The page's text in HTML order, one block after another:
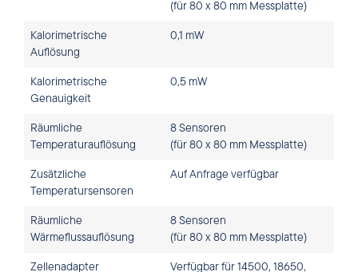
(für 80 x 80 mm Messplatte)
Kalorimetrische
Auflösung
0,1 mW
Kalorimetrische
Genauigkeit
0,5 mW
Räumliche
Temperaturauflösung
8 Sensoren
(für 80 x 80 mm Messplatte)
Zusätzliche
Temperatursensoren
Auf Anfrage verfügbar
Räumliche
Wärmeflussauflösung
8 Sensoren
(für 80 x 80 mm Messplatte)
Zellenadapter
Verfügbar für 14500, 18650,